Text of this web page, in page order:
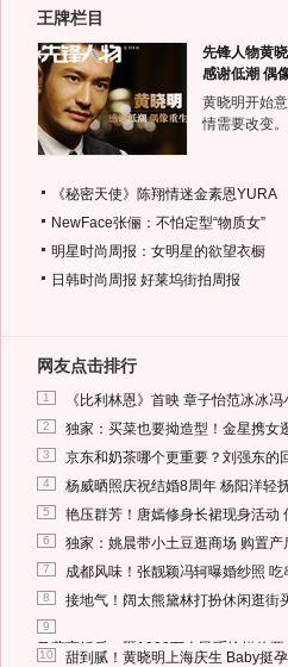
王牌栏目
先锋人物黄晓
感谢低潮 偶
黄晓明开始
情需要改变
《秘密天使》陈翔情迷金素恩YURA
NewFace张俪：不怕定型“物质女”
明星时尚周报：女明星的欲望衣橱
日韩时尚周报 好莱坞街拍周报
网友点击排行
1 《比利林恩》首映 章子怡范冰冰
2 独家：买菜也要拗造型！金星携女
3 京东和奶茶哪个更重要？刘强东的
4 杨威晒照庆祝结婚8周年 杨阳洋轻
5 艳压群芳！唐嫣修身长裙现身活动
6 独家：姚晨带小土豆逛商场 购置产
7 成都风味！张靓颖冯轲曝婚纱照 吃
8 接地气！阔太熊黛林打扮休闲逛街
9
马蓉离婚后，砸1000万人民币给媒体要
10 甜到腻！黄晓明上海庆生 Baby挺